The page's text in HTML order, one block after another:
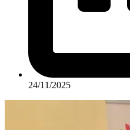
24/11/2025